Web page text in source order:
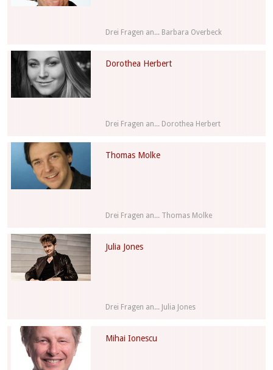
Drei Fragen an... Barbara Overbeck
Dorothea Herbert
Drei Fragen an... Dorothea Herbert
Thomas Molke
Drei Fragen an... Thomas Molke
Julia Jones
Drei Fragen an... Julia Jones
Mihai Ionescu